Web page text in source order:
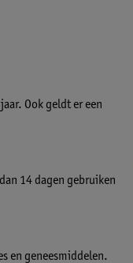
Ook geldt er een
14 dagen gebruiken
en geneesmiddelen.